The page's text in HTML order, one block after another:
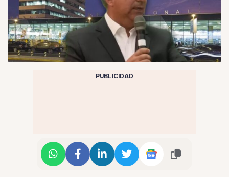
PUBLICIDAD